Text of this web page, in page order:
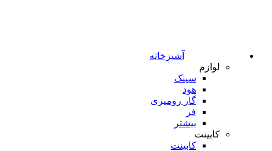
آشپزخانه
لوازم
سینک
هود
گاز رومیزی
فر
بیشتر
کابینت
کابینت